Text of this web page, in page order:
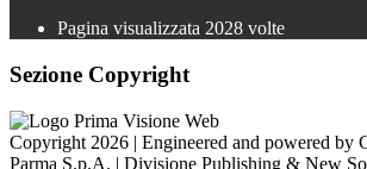
Pagina visualizzata 2028 volte
Sezione Copyright
Copyright 2026 | Engineered and powered by
Parma S.p.A. | Divisione Publishing & New